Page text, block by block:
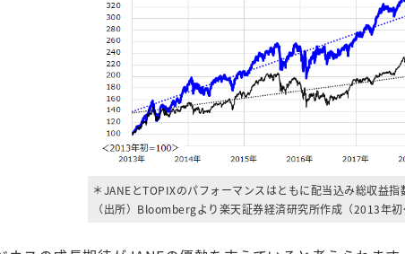
＊JANEとTOPIXのパフォーマンスはともに配当込み総収益指
（出所）Bloombergより楽天証券経済研究所作成（2013年初